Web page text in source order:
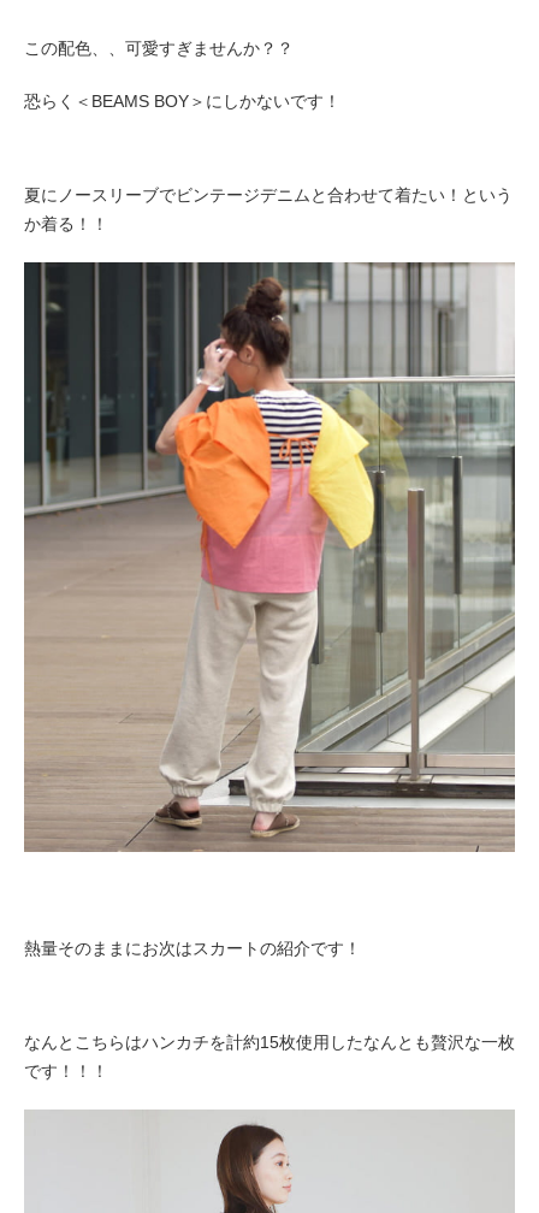
この配色、、可愛すぎませんか？？
恐らく＜BEAMS BOY＞にしかないです！
夏にノースリーブでビンテージデニムと合わせて着たい！という
か着る！！
熱量そのままにお次はスカートの紹介です！
なんとこちらはハンカチを計約15枚使用したなんとも贅沢な一枚
です！！！